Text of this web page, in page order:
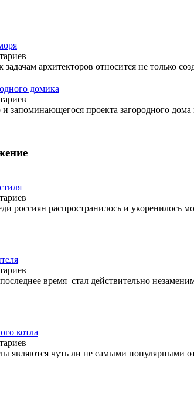
архитекторов относится не только
домика
запоминающегося проекта загородного
россиян распространилось и укоренилось
время стал действительно
котла
являются чуть ли не самыми популярными